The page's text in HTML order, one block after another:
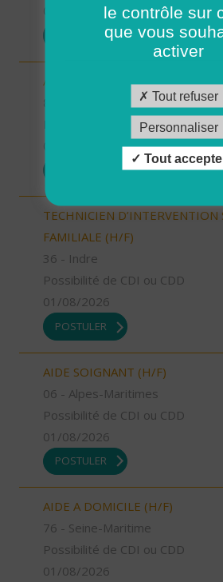
01/08/2026
POSTULER
AIDE SOIGNANT (H/F)
Possibilité de CDI ou CDD
TECHNICIEN D’INTERVENTION
FAMILIALE (H/F)
36 - Indre
Possibilité de CDI ou CDD
01/08/2026
POSTULER
AIDE SOIGNANT (H/F)
06 - Alpes-Maritimes
Possibilité de CDI ou CDD
01/08/2026
POSTULER
AIDE A DOMICILE (H/F)
76 - Seine-Maritime
Possibilité de CDI ou CDD
01/08/2026
le contrôle sur
que vous
activer
Tout refuser
Personnaliser
Tout